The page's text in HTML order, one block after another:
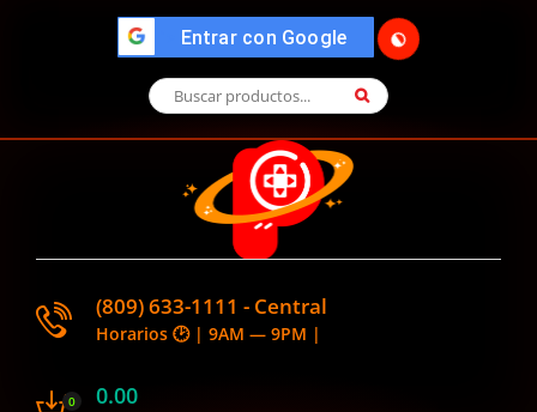
Entrar con Google 🌓
(809) 633-1111 - Central
Horarios 🕑 | 9AM — 9PM |
0 0.00